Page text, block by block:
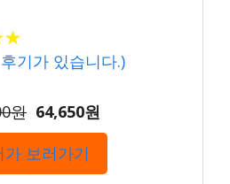
★
★
기가 있습니다.)
원 64,650원
가 보러가기